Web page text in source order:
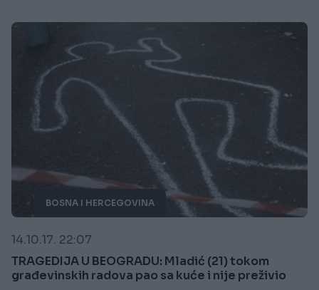
BOSNA I HERCEGOVINA
14.10.17. 22:07
TRAGEDIJA U BEOGRADU: Mladić (21) tokom
građevinskih radova pao sa kuće i nije preživio